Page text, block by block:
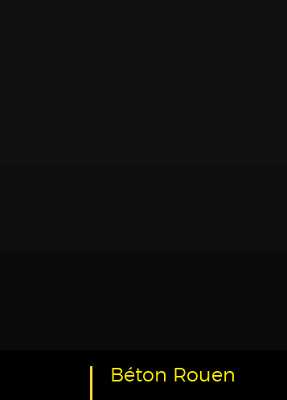
Béton Rouen